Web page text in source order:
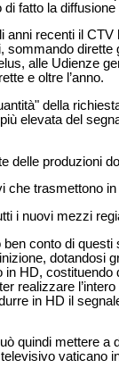
fatto la
anni recenti il
sommando
alle Udienze
e oltre l’anno.
della
elevata del
delle produzioni
che trasmettono
i nuovi mezzi
ben conto di
dotandosi
in HD,
realizzare
in HD il
quindi mettere
televisivo vaticano